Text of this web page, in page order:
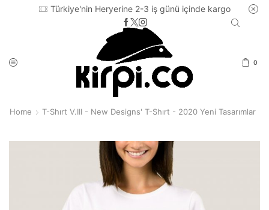
Türkiye'nin Heryerine 2-3 iş günü içinde kargo
0
Home T-Shırt V.III - New Designs' T-Shırt - 2020 Yeni Tasarımlar